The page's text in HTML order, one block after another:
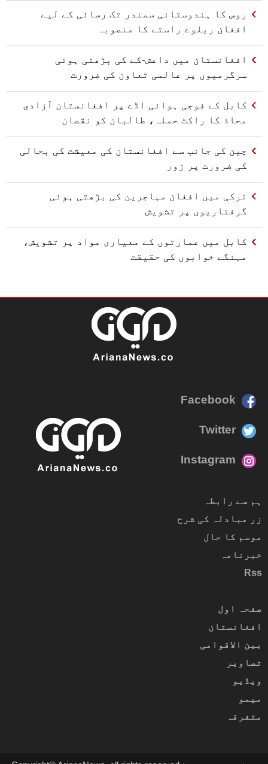
روس کا ہندوستانی سمندر تک رسائی کے لیے
افغان ریلوے راستے کا منصوبہ
افغانستان میں داعش-کے کی بڑھتی ہوئی
سرگرمیوں پر عالمی تعاون کی ضرورت
کابل کے فوجی ہوائی اڈے پر افغانستان آزادی
محاذ کا راکٹ حملہ، طالبان کو نقصان
چین کی جانب سے افغانستان کی معیشت کی بحالی
کی ضرورت پر زور
ترکی میں افغان مہاجرین کی بڑھتی ہوئی
گرفتاریوں پر تشویش
کابل میں عمارتوں کے معیاری مواد پر تشویش،
مہنگے خوابوں کی حقیقت
Facebook
Twitter
Instagram
ہم سے رابطہ
زر مبادلہ کی شرح
موسم کا حال
خبرنامہ
Rss
صفحہ اول
افغانستان
بین الاقوامی
تصاویر
ویڈیو
میمو
متفرقہ